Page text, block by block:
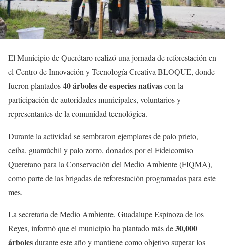
El Municipio de Querétaro realizó una jornada de reforestación en
el Centro de Innovación y Tecnología Creativa BLOQUE, donde
fueron plantados40 árboles de especies nativascon la
participación de autoridades municipales, voluntarios y
representantes de la comunidad tecnológica.
Durante la actividad se sembraron ejemplares de palo prieto,
ceiba, guamúchil y palo zorro, donados por el Fideicomiso
Queretano para la Conservación del Medio Ambiente (FIQMA),
como parte de las brigadas de reforestación programadas para este
mes.
La secretaria de Medio Ambiente, Guadalupe Espinoza de los
Reyes, informó que el municipio ha plantado más de30,000
árbolesdurante este año y mantiene como objetivo superar los